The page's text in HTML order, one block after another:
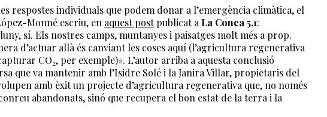
respostes individuals que podem donar a l’emergència climàtica, el
Monné escriu, en aquest postpublicat a La Conca 5,1:
sí. Els nostres camps, muntanyes i paisatges molt més a prop.
d’actuar allà és canviant les coses aquí (l’agricultura regenerativa
CO2, per exemple)». L’autor arriba a aquesta conclusió
que va mantenir amb l’Isidre Solé i la Janira Villar, propietaris del
amb èxit un projecte d’agricultura regenerativa que, no només
abandonats, sinó que recupera el bon estat de la terra i la